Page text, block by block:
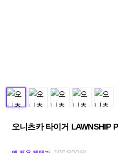
오니츠카 타이거 LAWNSHIP